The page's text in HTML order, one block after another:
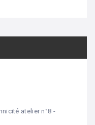
atelier n°8 -